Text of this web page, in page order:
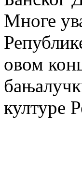
Многе
овом
културе